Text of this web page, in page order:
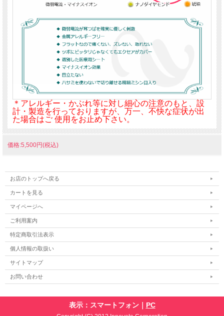
属や、身体に悪影響を及ぼす成分が含まれていません。
エクセアについては、『耳つぼシート エクセア』
詳しくご紹介していますので、ご参照ください。
＊アレルギー・かぶれ等に対し細心の注意のもと、設
計・製造を行っておりますが、万一、不快な症状が出
た場合はご 使用をお止め下さい。
価格:5,500円(税込)
お店のトップへ戻る
カートを見る
マイページへ
ご利用案内
特定商取引法表示
個人情報の取扱い
サイトマップ
お問い合わせ
表示：スマートフォン｜ PC